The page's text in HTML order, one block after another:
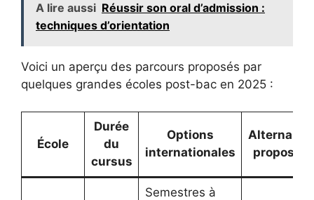
A lire aussi Réussir son oral d’admission :
techniques d’orientation
Voici un aperçu des parcours proposés par
quelques grandes écoles post-bac en 2025 :
École
Durée
du
cursus
Options
internationales
Alternance
proposée
Semestres à